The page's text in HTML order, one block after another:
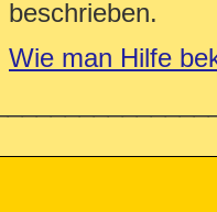
beschrieben.
Wie man Hilfe